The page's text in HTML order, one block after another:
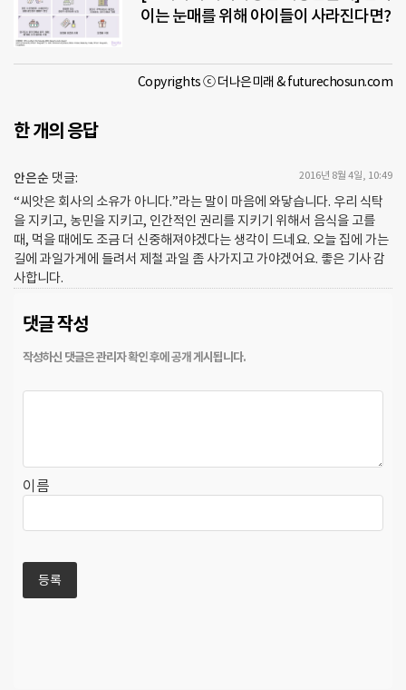
이는 눈매를 위해 아이들이 사라진다면?
Copyrights ⓒ 더나은미래 & futurechosun.com
한 개의 응답
안은순 댓글: 2016년 8월 4일, 10:49
“씨앗은 회사의 소유가 아니다.”라는 말이 마음에 와닿습니다. 우리 식탁
을 지키고, 농민을 지키고, 인간적인 권리를 지키기 위해서 음식을 고를
때, 먹을 때에도 조금 더 신중해져야겠다는 생각이 드네요. 오늘 집에 가는
길에 과일가게에 들려서 제철 과일 좀 사가지고 가야겠어요. 좋은 기사 감
사합니다.
댓글 작성
이름